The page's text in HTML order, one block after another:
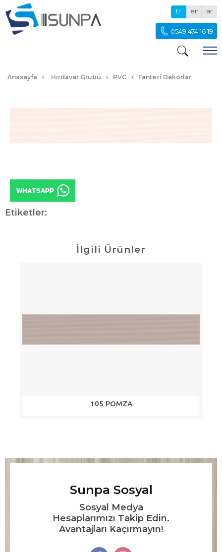
tr en ar
0549 474 16 19
Anasayfa Hırdavat Grubu PVC Fantezi Dekorlar
Etiketler:
İlgili Ürünler
105 POMZA
Sunpa Sosyal
Sosyal Medya
Hesaplarımızı Takip Edin.
Avantajları Kaçırmayın!